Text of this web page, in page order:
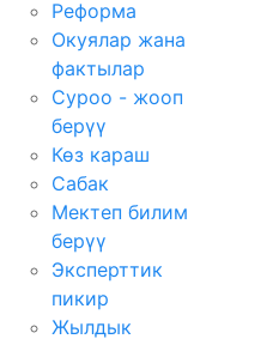
Реформа
Окуялар жана
фактылар
Суроо - жооп
берүү
Көз караш
Сабак
Мектеп билим
берүү
Эксперттик
пикир
Жылдык